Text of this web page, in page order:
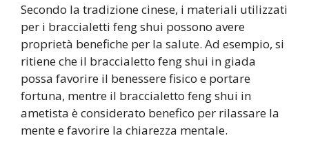
Secondo la tradizione cinese, i materiali utilizzati
per i braccialetti feng shui possono avere
proprietà benefiche per la salute. Ad esempio, si
ritiene che il braccialetto feng shui in giada
possa favorire il benessere fisico e portare
fortuna, mentre il braccialetto feng shui in
ametista è considerato benefico per rilassare la
mente e favorire la chiarezza mentale.